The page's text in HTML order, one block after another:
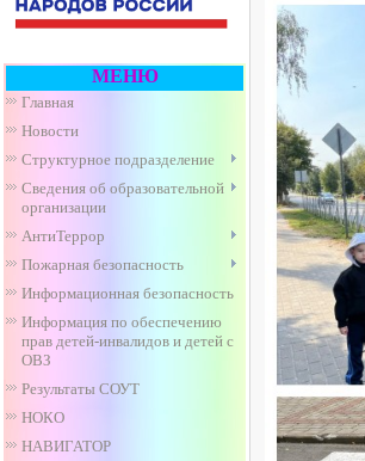
МЕНЮ
Главная
Новости
Структурное подразделение
Сведения об образовательной
организации
АнтиТеррор
Пожарная безопасность
Информационная безопасность
Информация по обеспечению
прав детей-инвалидов и детей с
ОВЗ
Результаты СОУТ
НОКО
НАВИГАТОР